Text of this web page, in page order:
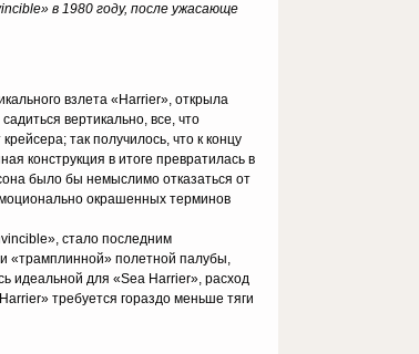
в 1980 году, после ужасающе
взлета «Harrier», открыла
вертикально, все, что
так получилось, что к концу
конструкция в итоге превратилась в
было бы немыслимо отказаться от
окрашенных терминов
стало последним
«трамплинной» полетной палубы,
идеальной для «Sea Harrier», расход
требуется гораздо меньше тяги